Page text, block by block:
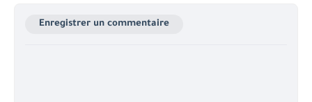
Enregistrer un commentaire